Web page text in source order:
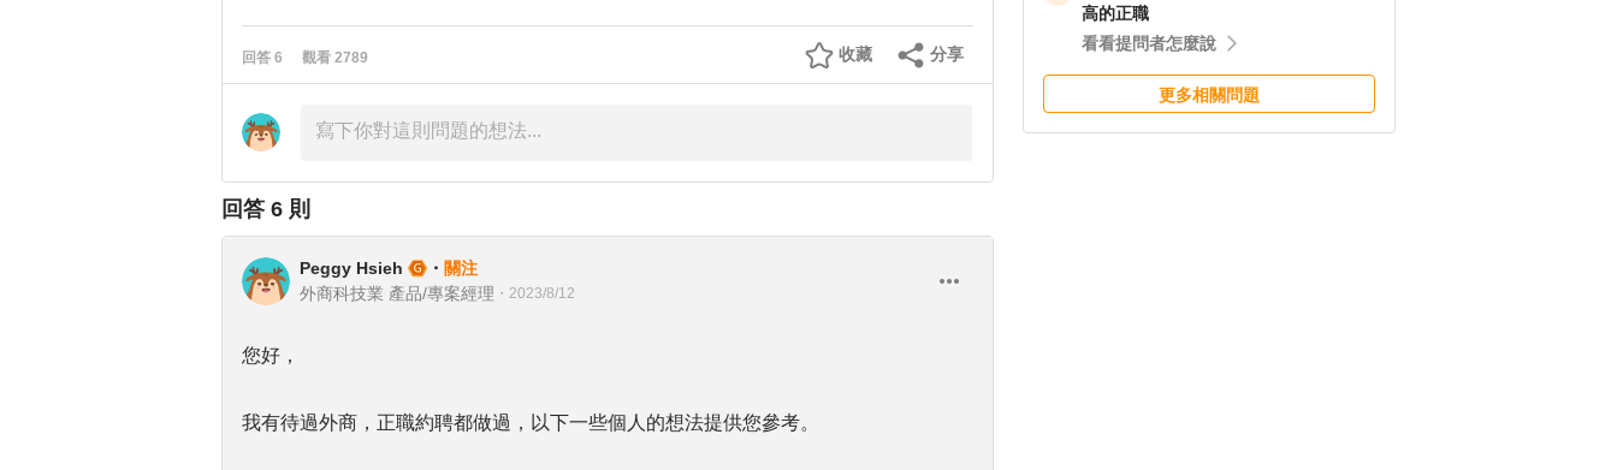
回答 6 觀看 2789 分享
收藏
回答 6 則
Peggy Hsieh ・ 關注
外商科技業 產品/專案經理 ・ 2023/8/12
您好，
我有待過外商，正職約聘都做過，以下一些個人的想法提供您參考。
高的正職
看看提問者怎麼說
更多相關問題